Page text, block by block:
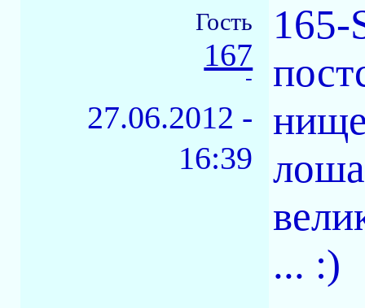
Гость
167
-
27.06.2012 -
16:39
165-
... :)